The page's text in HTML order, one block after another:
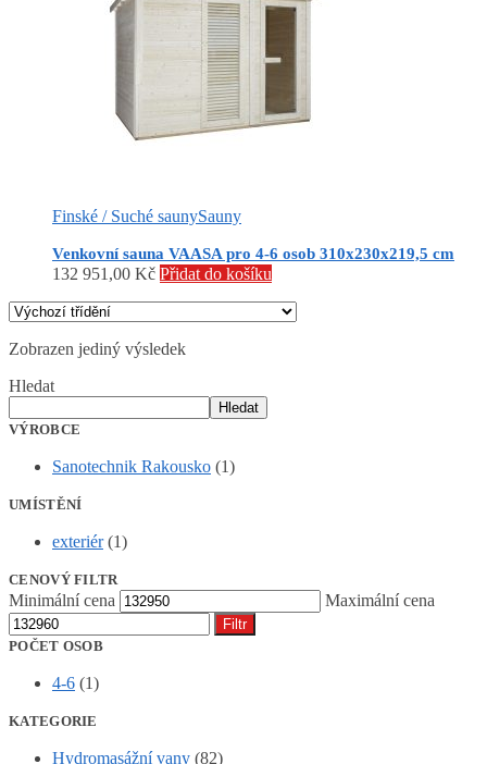
Finské / Suché saunySauny
Venkovní sauna VAASA pro 4-6 osob 310x230x219,5 cm
132 951,00 Kč Přidat do košíku
Zobrazen jediný výsledek
Hledat
Hledat
VÝROBCE
Sanotechnik Rakousko (1)
UMÍSTĚNÍ
exteriér (1)
CENOVÝ FILTR
Minimální cena Maximální cena
Filtr
POČET OSOB
4-6 (1)
KATEGORIE
Hydromasážní vany (82)